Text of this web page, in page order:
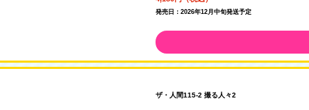
発売日：2026年12月中旬発送予定
ザ・人間115-2 撮る人々2